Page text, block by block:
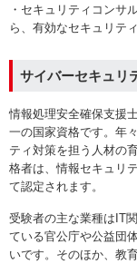
・セキュリティコンサ
ら、有効なセキュリテ
サイバーセキュリ
情報処理安全確保支援
一の国家資格です。年
ティ対策を担う人材の
格者は、情報セキュリ
て認定されます。
受験者の主な業種はIT
ている官公庁や公益団
いです。そのほか、教